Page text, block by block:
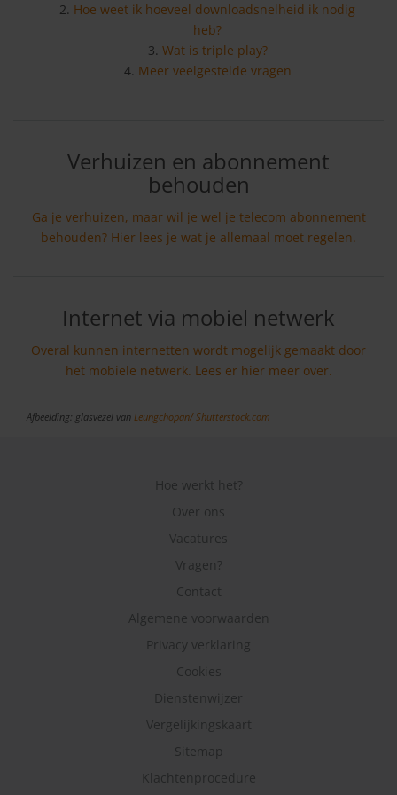
Hoe weet ik hoeveel downloadsnelheid ik nodig
heb?
Wat is triple play?
Meer veelgestelde vragen
Verhuizen en abonnement
behouden
Ga je verhuizen, maar wil je wel je telecom abonnement
behouden? Hier lees je wat je allemaal moet regelen.
Internet via mobiel netwerk
Overal kunnen internetten wordt mogelijk gemaakt door
het mobiele netwerk. Lees er hier meer over.
Afbeelding: glasvezel van Leungchopan/Shutterstock.com
Hoe werkt het?
Over ons
Vacatures
Vragen?
Contact
Algemene voorwaarden
Privacy verklaring
Cookies
Dienstenwijzer
Vergelijkingskaart
Sitemap
Klachtenprocedure